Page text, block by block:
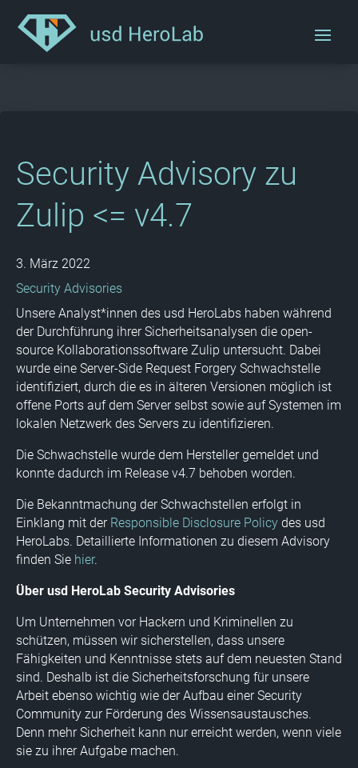
Security Advisory zu
Zulip <= v4.7
3. März 2022
Security Advisories
Unsere Analyst*innen des usd HeroLabs haben während
der Durchführung ihrer Sicherheitsanalysen die open-
source Kollaborationssoftware Zulip untersucht. Dabei
wurde eine Server-Side Request Forgery Schwachstelle
identifiziert, durch die es in älteren Versionen möglich ist
offene Ports auf dem Server selbst sowie auf Systemen im
lokalen Netzwerk des Servers zu identifizieren.
Die Schwachstelle wurde dem Hersteller gemeldet und
konnte dadurch im Release v4.7 behoben worden.
Die Bekanntmachung der Schwachstellen erfolgt in
Einklang mit der Responsible Disclosure Policy des usd
HeroLabs. Detaillierte Informationen zu diesem Advisory
finden Sie hier.
Über usd HeroLab Security Advisories
Um Unternehmen vor Hackern und Kriminellen zu
schützen, müssen wir sicherstellen, dass unsere
Fähigkeiten und Kenntnisse stets auf dem neuesten Stand
sind. Deshalb ist die Sicherheitsforschung für unsere
Arbeit ebenso wichtig wie der Aufbau einer Security
Community zur Förderung des Wissensaustausches.
Denn mehr Sicherheit kann nur erreicht werden, wenn viele
sie zu ihrer Aufgabe machen.